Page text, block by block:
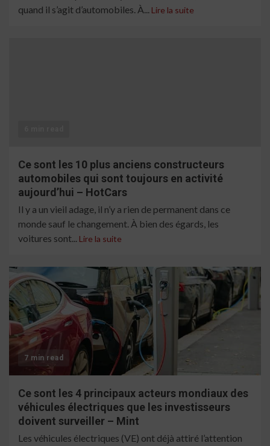
quand il s’agit d’automobiles. À... Lire la suite
Ce sont les 10 plus anciens constructeurs
automobiles qui sont toujours en activité
aujourd’hui – HotCars
Il y a un vieil adage, il n’y a rien de permanent dans ce
monde sauf le changement. À bien des égards, les
voitures sont... Lire la suite
7 min read
Ce sont les 4 principaux acteurs mondiaux des
véhicules électriques que les investisseurs
doivent surveiller – Mint
Les véhicules électriques (VE) ont déjà attiré l’attention